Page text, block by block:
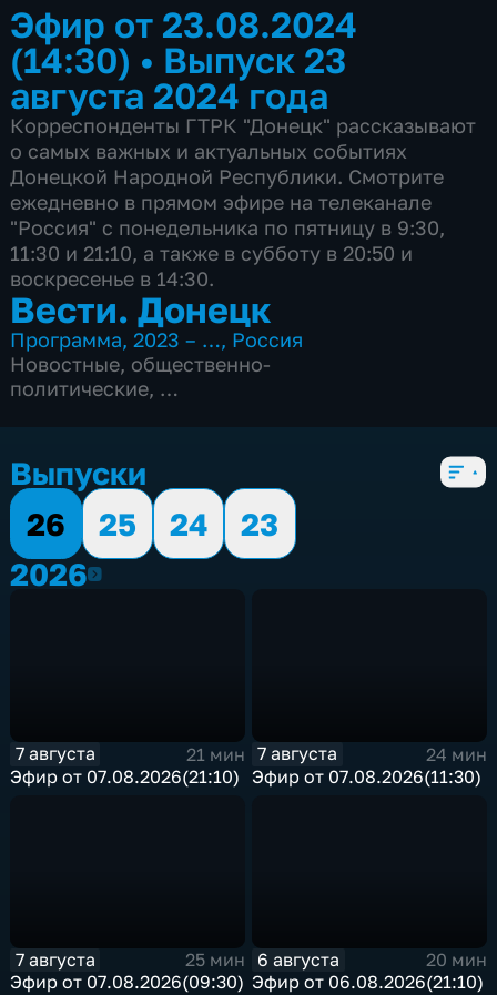
Эфир от 23.08.2024
(14:30) • Выпуск 23
августа 2024 года
Корреспонденты ГТРК "Донецк" рассказывают
о самых важных и актуальных событиях
Донецкой Народной Республики. Смотрите
ежедневно в прямом эфире на телеканале
"Россия" с понедельника по пятницу в 9:30,
11:30 и 21:10, а также в субботу в 20:50 и
воскресенье в 14:30.
Вести. Донецк
Программа,2023 – …, Россия
Новостные, общественно-
политические,
Выпуски
26
25 24
23
20262026
7 августа
21 мин
Эфир от 07.08.2026(21:10)
7 августа
24 мин
Эфир от 07.08.2026(11:30)
7 августа
25 мин
Эфир от 07.08.2026(09:30)
6 августа
20 мин
Эфир от 06.08.2026(21:10)